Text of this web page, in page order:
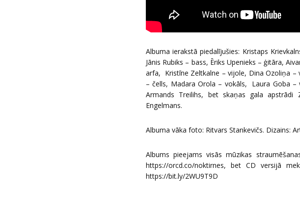
Albuma ierakstā piedalījušies: Kristaps
Jānis Rubiks – bass, Ēriks Upenieks – ģitāra,
arfa, Kristīne Zeltkalne – vijole, Dina Ozoliņa –
– čells, Madara Orola – vokāls, Laura Goba
Armands Treilihs, bet skaņas gala apstrādi
Engelmans.
Albuma vāka foto: Ritvars Stankevičs. Dizains:
Albums pieejams visās mūzikas
https://orcd.co/noktirnes, bet CD versijā
https://bit.ly/2WU9T9D